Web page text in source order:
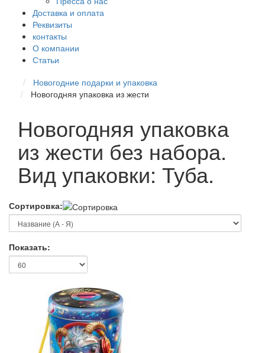
Доставка и оплата
Реквизиты
контакты
О компании
Статьи
Новогодние подарки и упаковка
Новогодняя упаковка из жести
Новогодняя упаковка
из жести без набора.
Вид упаковки: Туба.
Сортировка:
Показать: